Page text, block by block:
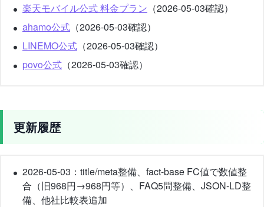
楽天モバイル公式 料金プラン （2026-05-03確認）
ahamo公式 （2026-05-03確認）
LINEMO公式 （2026-05-03確認）
povo公式 （2026-05-03確認）
更新履歴
2026-05-03：title/meta整備、fact-base FC値で数値整
合（旧968円→968円等）、FAQ5問整備、JSON-LD整
備、他社比較表追加